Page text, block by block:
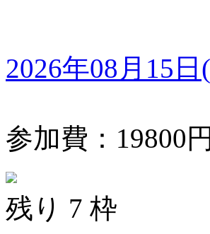
2026年08月15日
参加費：19800
残り 7 枠